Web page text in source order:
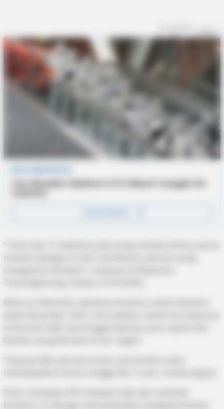
“Total ada 12 website judol yang mereka kelola, peran
mereka sebagai CS dan membantu pemain yang
mengalami kendala,” ucapnya di Mapolres
Tanjungpinang, Selasa (12/5/2026).
Menurut Wamilik, aktivitas tersebut sudah berjalan
sejak Desember 2025. Para pelaku menerima bayaran
bandar yang berada di luar negeri.
“Gajinya Rp5 juta per bulan, jika lembur akan
mendapatkan bonus hingga Rp11 juta,” sambungnya.
Polisi menyebut RH menjadi otak dari aktivitas
tersebut. Ia diduga memanfaatkan pengalamannya